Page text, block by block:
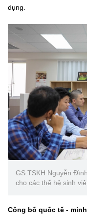
dụng.
GS.TSKH Nguyễn
cho các thế hệ sinh
Công bố quốc tế -